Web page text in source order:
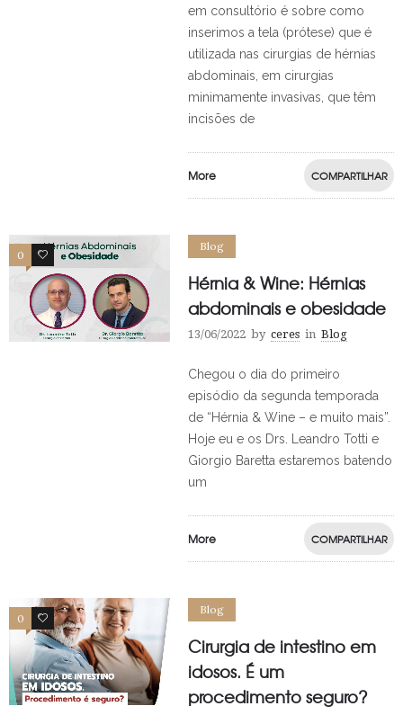
em consultório é sobre como
inserimos a tela (prótese) que é
utilizada nas cirurgias de hérnias
abdominais, em cirurgias
minimamente invasivas, que têm
incisões de
More COMPARTILHAR
0 0
Blog
Hérnia & Wine: Hérnias
abdominais e obesidade
13/06/2022 by ceres in Blog
Chegou o dia do primeiro
episódio da segunda temporada
de “Hérnia & Wine – e muito mais”.
Hoje eu e os Drs. Leandro Totti e
Giorgio Baretta estaremos batendo
um
More COMPARTILHAR
0 0
Blog
Cirurgia de intestino em
idosos. É um
procedimento seguro?